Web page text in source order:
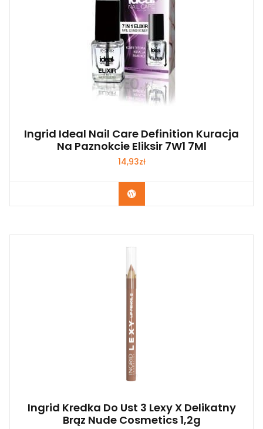
Ingrid Ideal Nail Care Definition Kuracja
Na Paznokcie Eliksir 7W1 7Ml
14,93zł
Zobacz
Ingrid Kredka Do Ust 3 Lexy X Delikatny
Brąz Nude Cosmetics 1,2g